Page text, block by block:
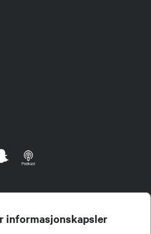
informasjonskapsler